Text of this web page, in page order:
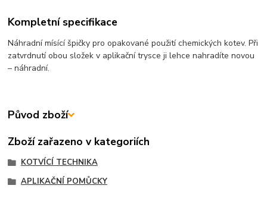
Kompletní specifikace
Náhradní mísící špičky pro opakované použití chemických kotev. Při
zatvrdnutí obou složek v aplikační trysce ji lehce nahradíte novou
– náhradní.
Původ zboží
Zboží zařazeno v kategoriích
KOTVÍCÍ TECHNIKA
APLIKAČNÍ POMŮCKY